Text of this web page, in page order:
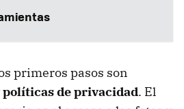
primeros pasos son
políticas de privacidad. El